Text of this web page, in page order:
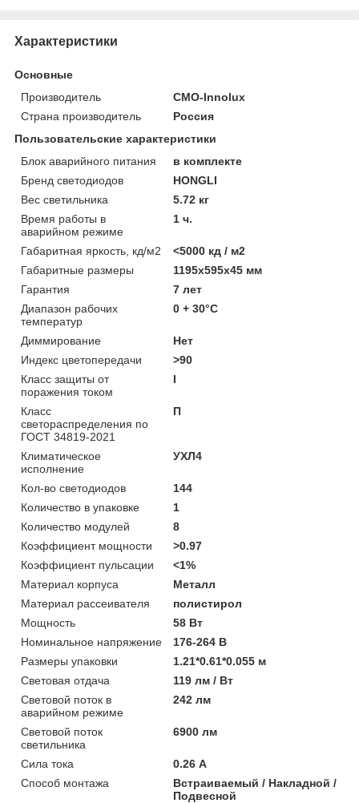
Характеристики
Основные
Производитель
CMO-Innolux
Страна производитель
Россия
Пользовательские характеристики
Блок аварийного питания
в комплекте
Бренд светодиодов
HONGLI
Вес светильника
5.72 кг
Время работы в
аварийном режиме
1 ч.
Габаритная яркость, кд/м2
<5000 кд / м2
Габаритные размеры
1195х595х45 мм
Гарантия
7 лет
Диапазон рабочих
температур
0 + 30°C
Диммирование
Нет
Индекс цветопередачи
>90
Класс защиты от
поражения током
I
Класс
светораспределения по
ГОСТ 34819-2021
П
Климатическое
исполнение
УХЛ4
Кол-во светодиодов
144
Количество в упаковке
1
Количество модулей
8
Коэффициент мощности
>0.97
Коэффициент пульсации
<1%
Материал корпуса
Металл
Материал рассеивателя
полистирол
Мощность
58 Вт
Номинальное напряжение
176-264 В
Размеры упаковки
1.21*0.61*0.055 м
Световая отдача
119 лм / Вт
Световой поток в
аварийном режиме
242 лм
Световой поток
светильника
6900 лм
Сила тока
0.26 А
Способ монтажа
Встраиваемый / Накладной /
Подвесной